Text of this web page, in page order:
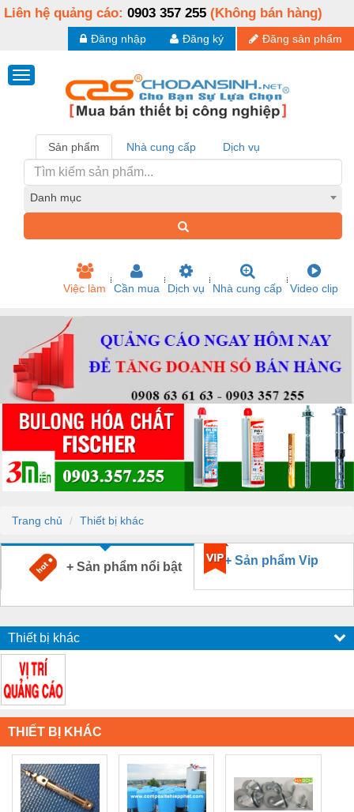
Liên hệ quảng cáo: 0903 357 255 (Không bán hàng)
Đăng sản phẩm
Đăng ký
Đăng nhập
Sản phẩm Nhà cung cấp Dịch vụ
Danh mục
Việc làm Cần mua Dịch vụ Nhà cung cấp Video clip
Trang chủ Thiết bị khác
+ Sản phẩm nổi bật + Sản phẩm Vip
Thiết bị khác
THIẾT BỊ KHÁC